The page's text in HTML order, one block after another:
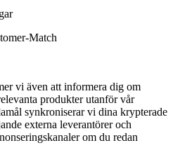
Match
vi även att informera dig om
produkter utanför vår
synkroniserar vi dina krypterade
externa leverantörer och
om du redan